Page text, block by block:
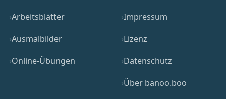
Arbeitsblätter
Ausmalbilder
Online-Übungen
Impressum
Lizenz
Datenschutz
Über banoo.boo